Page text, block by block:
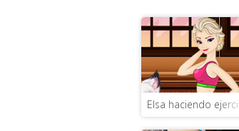
Elsa haciendo